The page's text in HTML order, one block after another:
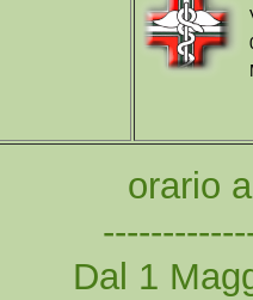
orario
Dal 1